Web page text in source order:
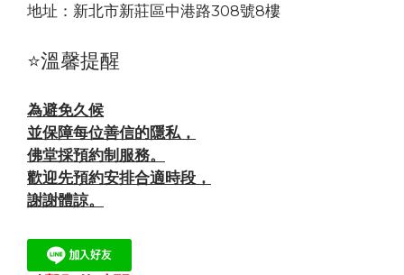
地址： 新北市新莊區中港路308號8樓
⭐溫馨提醒
為避免久候
並保障每位善信的隱私，
佛堂採預約制服務。
歡迎先預約安排合適時段，
謝謝體諒。